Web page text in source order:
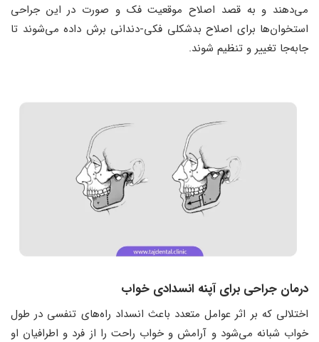
می‌دهند و به قصد اصلاح موقعیت فک و صورت در این جراحی
استخوان‌ها برای اصلاح بدشکلی فکی-دندانی برش داده می‌شوند تا
جابه‌جا تغییر و تنظیم شوند.
درمان جراحی برای آپنه انسدادی خواب
اختلالی که بر اثر عوامل متعدد باعث انسداد راه‌های تنفسی در طول
خواب شبانه می‌شود و آرامش و خواب راحت را از فرد و اطرافیان او